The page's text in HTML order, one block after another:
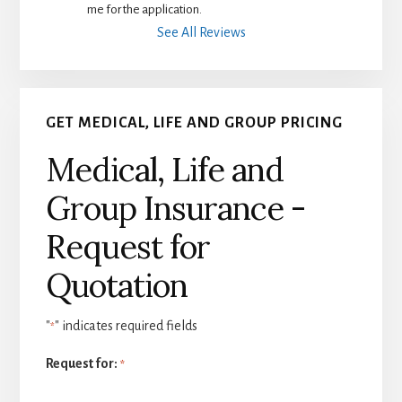
me for the application.
See All Reviews
GET MEDICAL, LIFE AND GROUP PRICING
Medical, Life and
Group Insurance -
Request for
Quotation
"*" indicates required fields
Request for: *